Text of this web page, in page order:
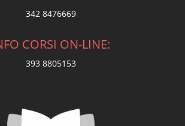
342 8476669
CORSI ON-LINE:
393 8805153